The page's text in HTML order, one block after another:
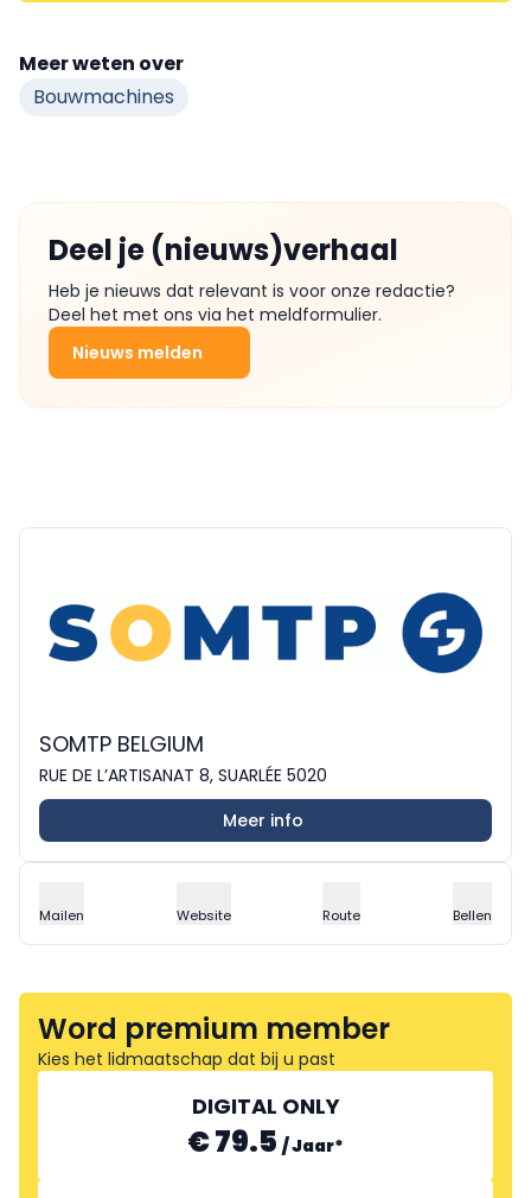
Meer weten over
Bouwmachines
Deel je (nieuws)verhaal
Heb je nieuws dat relevant is voor onze redactie?
Deel het met ons via het meldformulier.
Nieuws melden
SOMTP BELGIUM
RUE DE L’ARTISANAT 8, SUARLÉE 5020
Meer info
Mailen Website Route Bellen
Word premium member
Kies het lidmaatschap dat bij u past
DIGITAL ONLY
€ 79.5 /Jaar*